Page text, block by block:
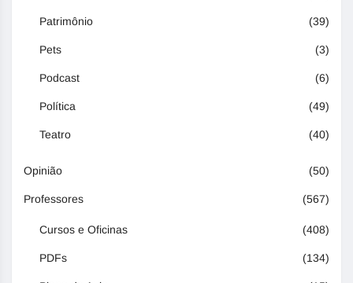
Patrimônio (39)
Pets (3)
Podcast (6)
Política (49)
Teatro (40)
Opinião (50)
Professores (567)
Cursos e Oficinas (408)
PDFs (134)